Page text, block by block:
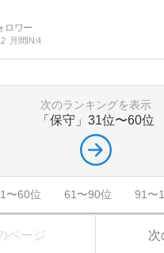
月間IN:4
次のランキングを表示
「保守」 31位〜60位
〜60位 61〜90位 91〜
ページ 次